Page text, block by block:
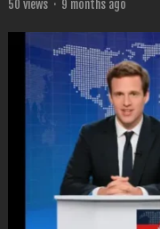
50 views · 9 months ago